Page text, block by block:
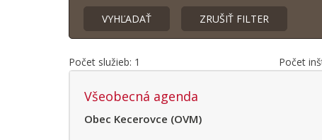
Počet služieb: 1 Počet
Všeobecná agenda
Obec Kecerovce (OVM)